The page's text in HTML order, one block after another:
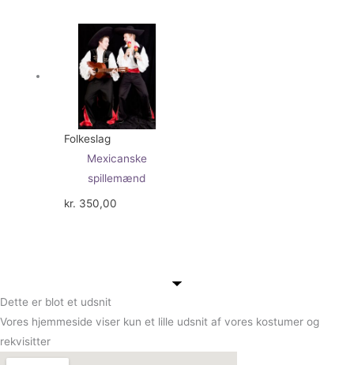
Folkeslag
Mexicanske
spillemænd
kr. 350,00
Dette er blot et udsnit
Vores hjemmeside viser kun et lille udsnit af vores kostumer og
rekvisitter